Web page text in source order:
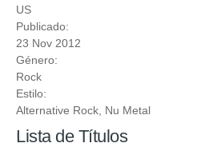
US
Publicado:
23 Nov 2012
Género:
Rock
Estilo:
Alternative Rock Nu Metal
Lista de Títulos